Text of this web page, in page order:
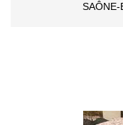
SAÔNE-